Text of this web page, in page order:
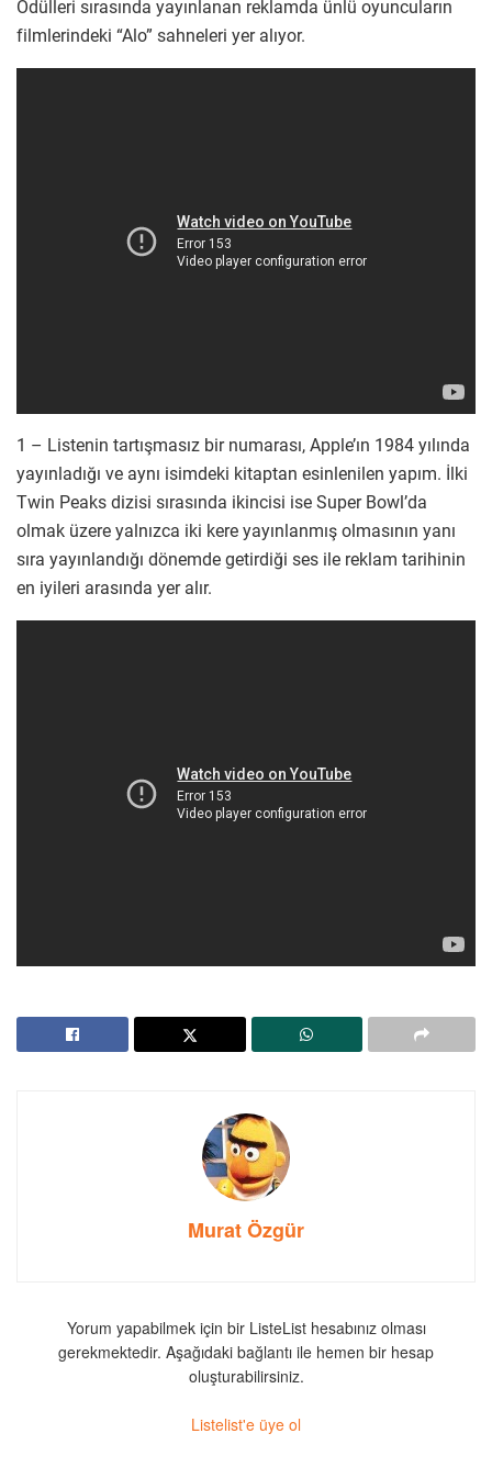
Ödülleri sırasında yayınlanan reklamda ünlü oyuncuların
filmlerindeki “Alo” sahneleri yer alıyor.
1 – Listenin tartışmasız bir numarası, Apple’ın 1984 yılında
yayınladığı ve aynı isimdeki kitaptan esinlenilen yapım. İlki
Twin Peaks dizisi sırasında ikincisi ise Super Bowl’da
olmak üzere yalnızca iki kere yayınlanmış olmasının yanı
sıra yayınlandığı dönemde getirdiği ses ile reklam tarihinin
en iyileri arasında yer alır.
Murat Özgür
Yorum yapabilmek için bir ListeList hesabınız olması
gerekmektedir. Aşağıdaki bağlantı ile hemen bir hesap
oluşturabilirsiniz.
Listelist'e üye ol